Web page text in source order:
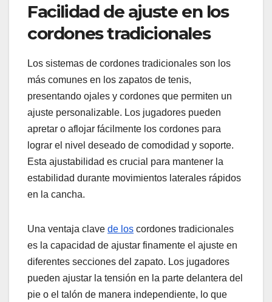
Facilidad de ajuste en los
cordones tradicionales
Los sistemas de cordones tradicionales son los
más comunes en los zapatos de tenis,
presentando ojales y cordones que permiten un
ajuste personalizable. Los jugadores pueden
apretar o aflojar fácilmente los cordones para
lograr el nivel deseado de comodidad y soporte.
Esta ajustabilidad es crucial para mantener la
estabilidad durante movimientos laterales rápidos
en la cancha.
Una ventaja clave de los cordones tradicionales
es la capacidad de ajustar finamente el ajuste en
diferentes secciones del zapato. Los jugadores
pueden ajustar la tensión en la parte delantera del
pie o el talón de manera independiente, lo que